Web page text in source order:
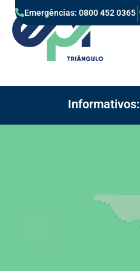
Informativos:
Emergências: 0800 452 0365|